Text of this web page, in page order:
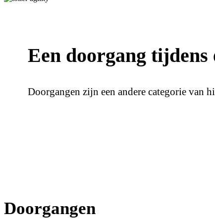
Een doorgang
Doorgangen zijn een andere categorie van
Doorgangen